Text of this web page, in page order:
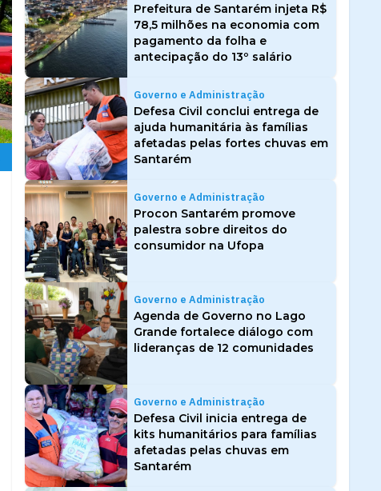
Prefeitura de Santarém injeta R$
78,5 milhões na economia com
pagamento da folha e
antecipação do 13º salário
Governo e Administração
Defesa Civil conclui entrega de
ajuda humanitária às famílias
afetadas pelas fortes chuvas em
Santarém
Governo e Administração
Procon Santarém promove
palestra sobre direitos do
consumidor na Ufopa
Governo e Administração
Agenda de Governo no Lago
Grande fortalece diálogo com
lideranças de 12 comunidades
Governo e Administração
Defesa Civil inicia entrega de
kits humanitários para famílias
afetadas pelas chuvas em
Santarém